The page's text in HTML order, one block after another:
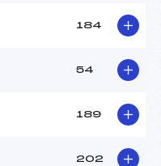
184
54
189
202